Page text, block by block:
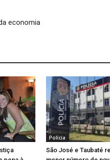
economia
Polícia
São José e Taubaté